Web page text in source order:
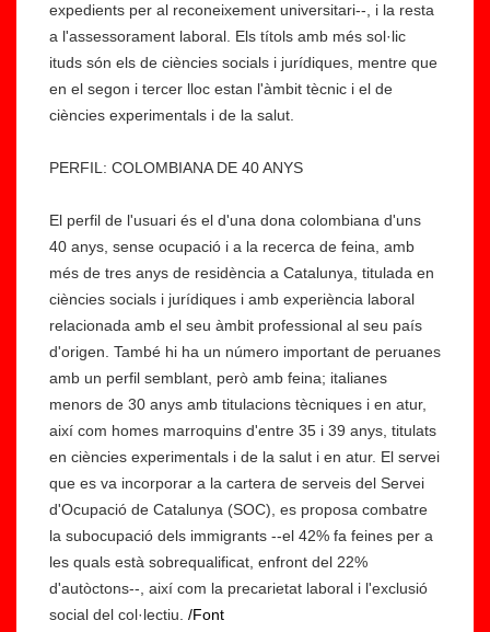
expedients per al reconeixement universitari--, i la resta
a l'assessorament laboral. Els títols amb més sol·lic
ituds són els de ciències socials i jurídiques, mentre que
en el segon i tercer lloc estan l'àmbit tècnic i el de
ciències experimentals i de la salut.
PERFIL: COLOMBIANA DE 40 ANYS
El perfil de l'usuari és el d'una dona colombiana d'uns
40 anys, sense ocupació i a la recerca de feina, amb
més de tres anys de residència a Catalunya, titulada en
ciències socials i jurídiques i amb experiència laboral
relacionada amb el seu àmbit professional al seu país
d'origen. També hi ha un número important de peruanes
amb un perfil semblant, però amb feina; italianes
menors de 30 anys amb titulacions tècniques i en atur,
així com homes marroquins d'entre 35 i 39 anys, titulats
en ciències experimentals i de la salut i en atur. El servei
que es va incorporar a la cartera de serveis del Servei
d'Ocupació de Catalunya (SOC), es proposa combatre
la subocupació dels immigrants --el 42% fa feines per a
les quals està sobrequalificat, enfront del 22%
d'autòctons--, així com la precarietat laboral i l'exclusió
social del col·lectiu. /Font
È
c
a
p
li
c
a
d
a
a
l
s
s
e
r
v
e